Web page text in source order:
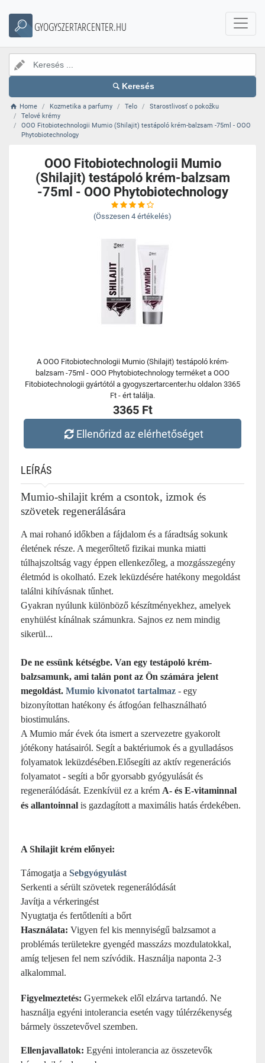
GYOGYSZERTARCENTER.HU
Keresés
Home Kozmetika a parfumy Telo
Starostlivosť o pokožku
Telové krémy
OOO Fitobiotechnologii Mumio (Shilajit) testápoló krém-balzsam -75ml - OOO
Phytobiotechnology
OOO Fitobiotechnologii Mumio
(Shilajit) testápoló krém-balzsam
-75ml - OOO Phytobiotechnology
(Összesen 4 értékelés)
A OOO Fitobiotechnologii Mumio (Shilajit) testápoló krém-
balzsam -75ml - OOO Phytobiotechnology terméket a OOO
Fitobiotechnologii gyártótól a gyogyszertarcenter.hu oldalon 3365
Ft - ért találja.
3365 Ft
Ellenőrizd az elérhetőséget
LEÍRÁS
Mumio-shilajit krém a csontok, izmok és
szövetek regenerálására
A mai rohanó időkben a fájdalom és a fáradtság sokunk
életének része. A megerőltető fizikai munka miatti
túlhajszoltság vagy éppen ellenkezőleg, a mozgásszegény
életmód is okolható. Ezek leküzdésére hatékony megoldást
találni kihívásnak tűnhet.
Gyakran nyúlunk különböző készítményekhez, amelyek
enyhülést kínálnak számunkra. Sajnos ez nem mindig
sikerül...
De ne essünk kétségbe. Van egy testápoló krém-
balzsamunk, ami talán pont az Ön számára jelent
megoldást. Mumio kivonatot tartalmaz - egy
bizonyítottan hatékony és átfogóan felhasználható
biostimuláns.
A Mumio már évek óta ismert a szervezetre gyakorolt
jótékony hatásairól. Segít a baktériumok és a gyulladásos
folyamatok leküzdésében.Elősegíti az aktív regenerációs
folyamatot - segíti a bőr gyorsabb gyógyulását és
regenerálódását. Ezenkívül ez a krém A- és E-vitaminnal
és allantoinnal is gazdagított a maximális hatás érdekében.
A Shilajit krém előnyei:
Támogatja a Sebgyógyulást
Serkenti a sérült szövetek regenerálódását
Javítja a vérkeringést
Nyugtatja és fertőtleníti a bőrt
Használata: Vigyen fel kis mennyiségű balzsamot a
problémás területekre gyengéd masszázs mozdulatokkal,
amíg teljesen fel nem szívódik. Használja naponta 2-3
alkalommal.
Figyelmeztetés: Gyermekek elől elzárva tartandó. Ne
használja egyéni intolerancia esetén vagy túlérzékenység
bármely összetevővel szemben.
Ellenjavallatok: Egyéni intolerancia az összetevők